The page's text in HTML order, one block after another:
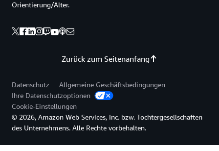
Zurück zum Seitenanfang
Orientierung/Alter.
Datenschutz
Allgemeine Geschäftsbedingungen
Ihre Datenschutzoptionen
Cookie-Einstellungen
© 2026, Amazon Web Services, Inc. bzw. Tochtergesellschaften
des Unternehmens. Alle Rechte vorbehalten.